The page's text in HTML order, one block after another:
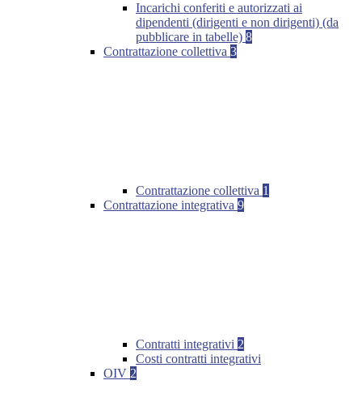
Incarichi conferiti e autorizzati ai
dipendenti (dirigenti e non dirigenti) (da
pubblicare in tabelle) 8
Contrattazione collettiva 3
Contrattazione collettiva 1
Contrattazione integrativa 9
Contratti integrativi 2
Costi contratti integrativi
OIV 2